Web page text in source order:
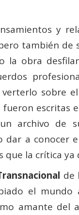
y
también de
obra
sobre
escritas
archivo de
dar a
la crítica ya
de
el mundo
amante